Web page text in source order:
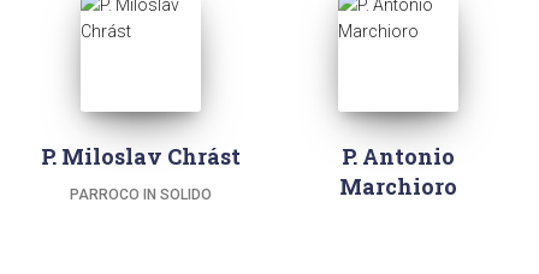
P. Miloslav Chrást
PARROCO IN SOLIDO
P. Antonio
Marchioro